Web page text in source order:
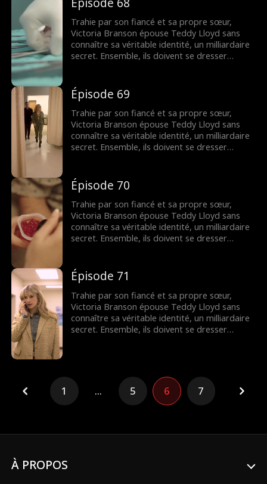
Trahie par son fiancé et sa propre sœur,
Victoria Branson épouse Teddy Lloyd sans
connaître sa véritable identité, un milliardaire
secret. Ensemble, ils doivent se dresser
trouver leur fin heureuse.
Épisode 69
Trahie par son fiancé et sa propre sœur,
Victoria Branson épouse Teddy Lloyd sans
connaître sa véritable identité, un milliardaire
secret. Ensemble, ils doivent se dresser
trouver leur fin heureuse.
Épisode 70
Trahie par son fiancé et sa propre sœur,
Victoria Branson épouse Teddy Lloyd sans
connaître sa véritable identité, un milliardaire
secret. Ensemble, ils doivent se dresser
trouver leur fin heureuse.
Épisode 71
Trahie par son fiancé et sa propre sœur,
Victoria Branson épouse Teddy Lloyd sans
connaître sa véritable identité, un milliardaire
secret. Ensemble, ils doivent se dresser
1 ... 5 6 7
À PROPOS